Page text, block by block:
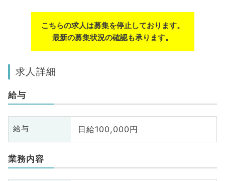
こちらの求人は募集を停止しております。
最新の募集状況の確認も承ります。
求人詳細
給与
給与 日給100,000円
業務内容